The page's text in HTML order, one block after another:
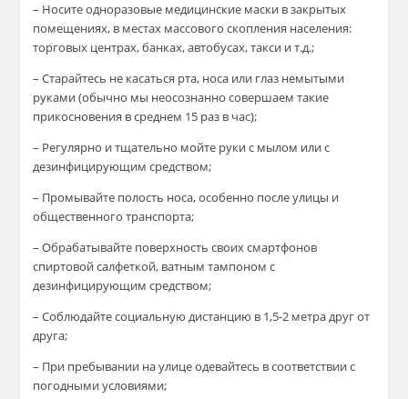
– Носите одноразовые медицинские маски в закрытых
помещениях, в местах массового скопления населения:
торговых центрах, банках, автобусах, такси и т.д.;
– Старайтесь не касаться рта, носа или глаз немытыми
руками (обычно мы неосознанно совершаем такие
прикосновения в среднем 15 раз в час);
– Регулярно и тщательно мойте руки с мылом или с
дезинфицирующим средством;
– Промывайте полость носа, особенно после улицы и
общественного транспорта;
– Обрабатывайте поверхность своих смартфонов
спиртовой салфеткой, ватным тампоном с
дезинфицирующим средством;
– Соблюдайте социальную дистанцию в 1,5-2 метра друг от
друга;
– При пребывании на улице одевайтесь в соответствии с
погодными условиями;